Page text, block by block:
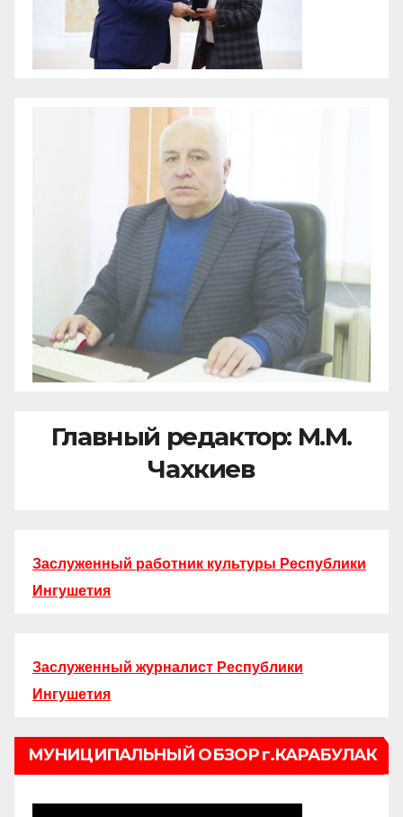
Главный редактор: М.М.
Чахкиев
Заслуженный работник культуры Республики
Ингушетия
Заслуженный журналист Республики
Ингушетия
МУНИЦИПАЛЬНЫЙ ОБЗОР г.КАРАБУЛАК